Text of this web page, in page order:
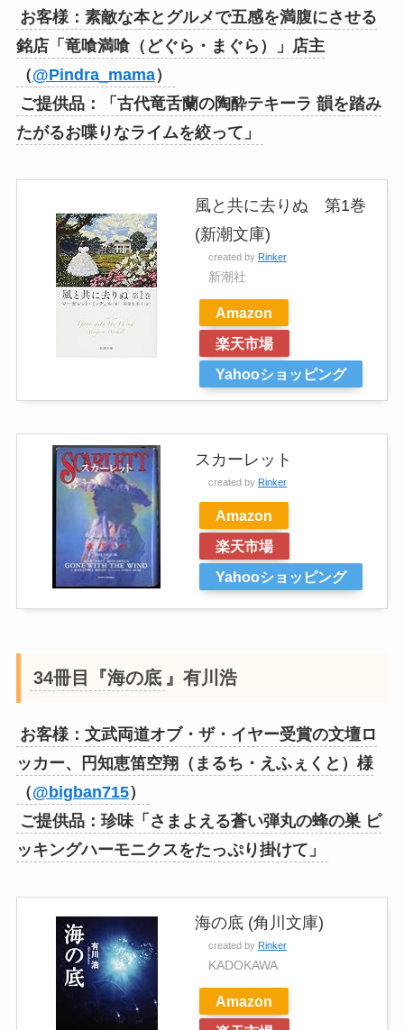
お客様：素敵な本とグルメで五感を満腹にさせる
銘店「竜喰満喰（どぐら・まぐら）」店主
（@Pindra_mama）
ご提供品：「古代竜舌蘭の陶酔テキーラ 韻を踏み
たがるお喋りなライムを絞って」
風と共に去りぬ 第1巻
(新潮文庫)
created by Rinker
新潮社
Amazon
楽天市場
Yahooショッピング
スカーレット
created by Rinker
Amazon
楽天市場
Yahooショッピング
34冊目『海の底 』有川浩
お客様：文武両道オブ・ザ・イヤー受賞の文壇ロ
ッカー、円知恵笛空翔（まるち・えふぇくと）様
（@bigban715）
ご提供品：珍味「さまよえる蒼い弾丸の蜂の巣 ピ
ッキングハーモニクスをたっぷり掛けて」
海の底 (角川文庫)
created by Rinker
KADOKAWA
Amazon